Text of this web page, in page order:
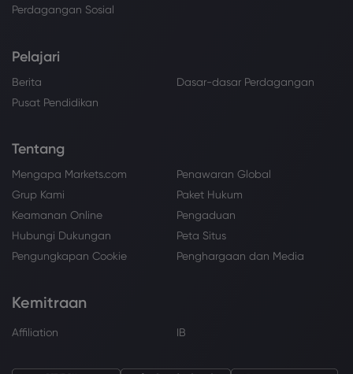
Perdagangan Sosial
Pelajari
Berita
Dasar-dasar Perdagangan
Pusat Pendidikan
Tentang
Mengapa Markets.com
Penawaran Global
Grup Kami
Paket Hukum
Keamanan Online
Pengaduan
Hubungi Dukungan
Peta Situs
Pengungkapan Cookie
Penghargaan dan Media
Kemitraan
Affiliation IB